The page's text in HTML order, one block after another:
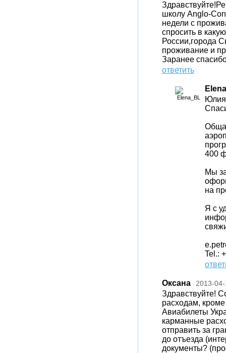
школу Anglo-
недели с
спросить в
России,города
проживание и
Заранее
ответить
400
Мы
на
Я с
Tel.:
Оксана 2013-
Здравствуйте!
расходам,
Авиабилеты
карманные
отправить за
до отъезда
документы?